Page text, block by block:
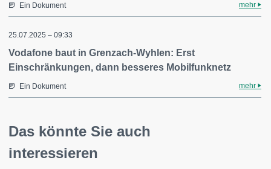
Ein Dokument mehr
25.07.2025 – 09:33
Vodafone baut in Grenzach-Wyhlen: Erst
Einschränkungen, dann besseres Mobilfunknetz
Ein Dokument mehr
Das könnte Sie auch
interessieren